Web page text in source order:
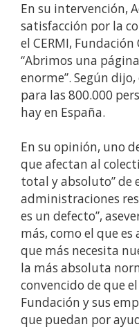
En su intervención,
satisfacción por la
el CERMI,
“Abrimos una
enorme”. Según
para las 800.000
hay en España.
En su opinión, uno
que afectan al
total y absoluto” de
administraciones
es un defecto”,
más, como el que es
que más necesita
la más absoluta
convencido de que el
Fundación y sus
que puedan por